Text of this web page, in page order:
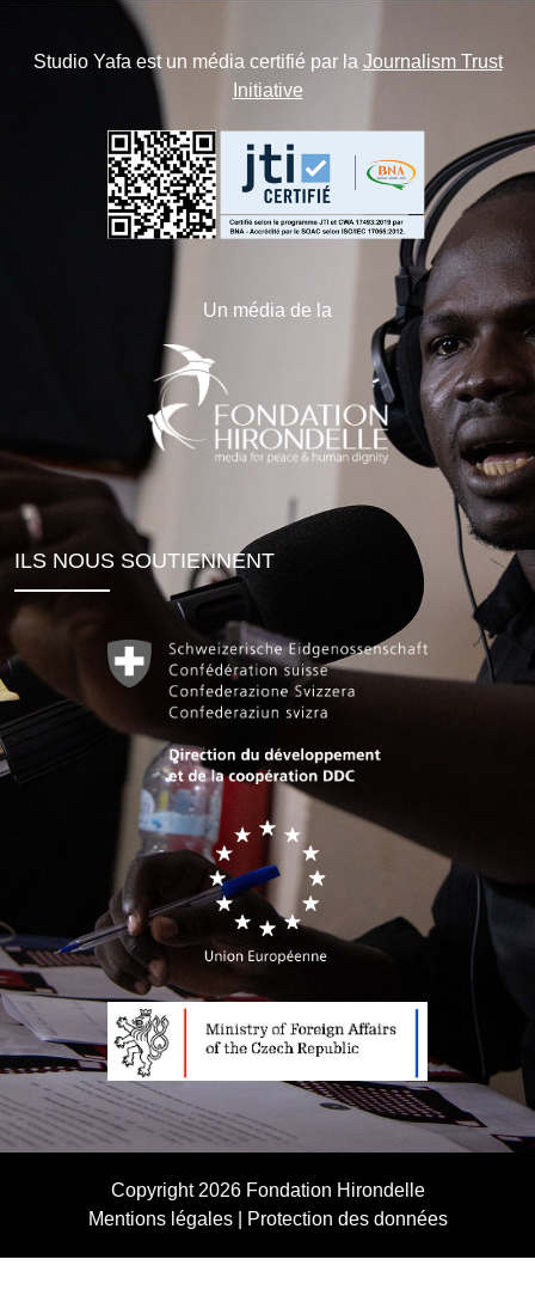
Studio Yafa est un média certifié par la Journalism Trust
Initiative
Un média de la
ILS NOUS SOUTIENNENT
Copyright 2026 Fondation Hirondelle
Mentions légales| Protection des données